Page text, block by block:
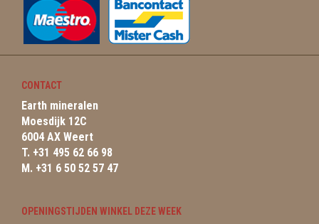
CONTACT
Earth mineralen
Moesdijk 12C
6004 AX Weert
T. +31 495 62 66 98
M. +31 6 50 52 57 47
OPENINGSTIJDEN WINKEL DEZE WEEK